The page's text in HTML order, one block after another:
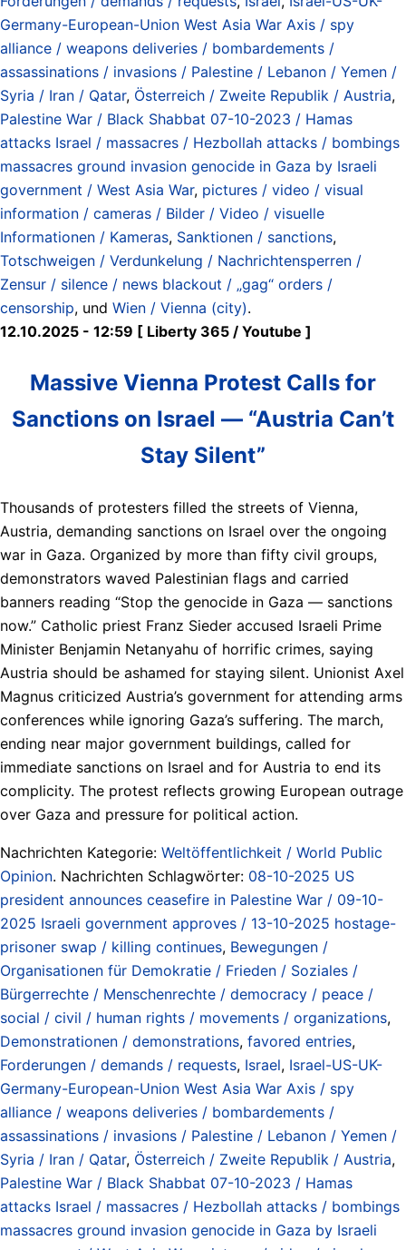
Germany-European-Union West Asia War Axis / spy
alliance / weapons deliveries / bombardements /
assassinations / invasions / Palestine / Lebanon / Yemen /
Syria / Iran / Qatar, Österreich / Zweite Republik / Austria,
Palestine War / Black Shabbat 07-10-2023 / Hamas
attacks Israel / massacres / Hezbollah attacks / bombings
massacres ground invasion genocide in Gaza by Israeli
government / West Asia War, pictures / video / visual
information / cameras / Bilder / Video / visuelle
Informationen / Kameras, Sanktionen / sanctions,
Totschweigen / Verdunkelung / Nachrichtensperren /
Zensur / silence / news blackout / „gag“ orders /
censorship, und Wien / Vienna (city).
12.10.2025 - 12:59 [ Liberty 365 / Youtube ]
Massive Vienna Protest Calls for
Sanctions on Israel — “Austria Can’t
Stay Silent”
Thousands of protesters filled the streets of Vienna,
Austria, demanding sanctions on Israel over the ongoing
war in Gaza. Organized by more than fifty civil groups,
demonstrators waved Palestinian flags and carried
banners reading “Stop the genocide in Gaza — sanctions
now.” Catholic priest Franz Sieder accused Israeli Prime
Minister Benjamin Netanyahu of horrific crimes, saying
Austria should be ashamed for staying silent. Unionist Axel
Magnus criticized Austria’s government for attending arms
conferences while ignoring Gaza’s suffering. The march,
ending near major government buildings, called for
immediate sanctions on Israel and for Austria to end its
complicity. The protest reflects growing European outrage
over Gaza and pressure for political action.
Nachrichten Kategorie: Weltöffentlichkeit / World Public
Opinion. Nachrichten Schlagwörter: 08-10-2025 US
president announces ceasefire in Palestine War / 09-10-
2025 Israeli government approves / 13-10-2025 hostage-
prisoner swap / killing continues, Bewegungen /
Organisationen für Demokratie / Frieden / Soziales /
Bürgerrechte / Menschenrechte / democracy / peace /
social / civil / human rights / movements / organizations,
Demonstrationen / demonstrations, favored entries,
Forderungen / demands / requests, Israel, Israel-US-UK-
Germany-European-Union West Asia War Axis / spy
alliance / weapons deliveries / bombardements /
assassinations / invasions / Palestine / Lebanon / Yemen /
Syria / Iran / Qatar, Österreich / Zweite Republik / Austria,
Palestine War / Black Shabbat 07-10-2023 / Hamas
attacks Israel / massacres / Hezbollah attacks / bombings
massacres ground invasion genocide in Gaza by Israeli